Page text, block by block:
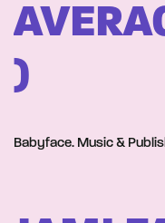
)
Babyface. Music &